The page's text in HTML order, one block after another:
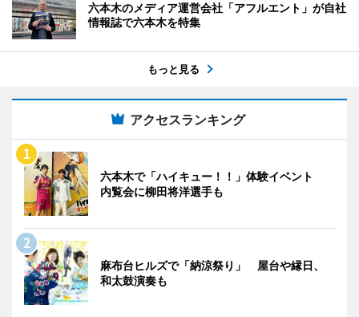
六本木のメディア運営会社「アフルエント」が自社
情報誌で六本木を特集
もっと見る
アクセスランキング
六本木で「ハイキュー！！」体験イベント
内覧会に柳田将洋選手も
麻布台ヒルズで「納涼祭り」 屋台や縁日、
和太鼓演奏も